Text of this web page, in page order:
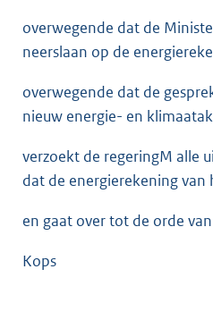
overwegende dat de
neerslaan op de
overwegende dat de
nieuw energie- en
verzoekt de regeringM alle
dat de energierekening van
en gaat over tot de orde
Kops